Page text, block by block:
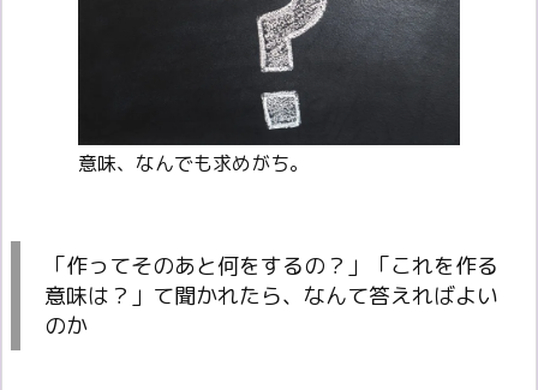
意味、なんでも求めがち。
「作ってそのあと何をするの？」「これを作る
意味は？」て聞かれたら、なんて答えればよい
のか